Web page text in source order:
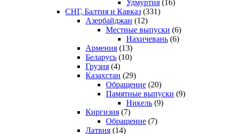
Удмуртия (16)
СНГ, Балтия и Кавказ (331)
Азербайджан (12)
Местные выпуски (6)
Нахичевань (6)
Армения (13)
Беларусь (10)
Грузия (4)
Казахстан (29)
Обращение (20)
Памятные выпуски (9)
Никель (9)
Киргизия (7)
Обращение (7)
Латвия (14)